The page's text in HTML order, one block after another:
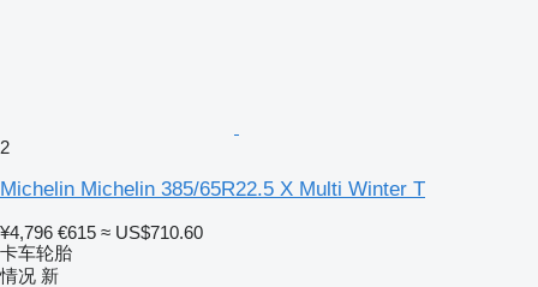
2
Michelin Michelin 385/65R22.5 X Multi Winter T
¥4,796 €615 ≈ US$710.60
卡车轮胎
情况 新